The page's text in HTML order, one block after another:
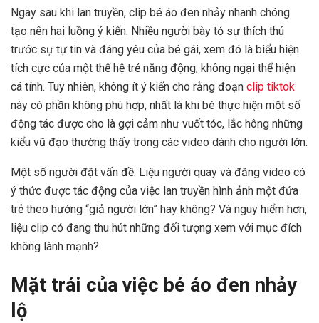
Ngay sau khi lan truyền, clip bé áo đen nhảy nhanh chóng
tạo nên hai luồng ý kiến. Nhiều người bày tỏ sự thích thú
trước sự tự tin và đáng yêu của bé gái, xem đó là biểu hiện
tích cực của một thế hệ trẻ năng động, không ngại thể hiện
cá tính. Tuy nhiên, không ít ý kiến cho rằng đoạn clip tiktok
này có phần không phù hợp, nhất là khi bé thực hiện một số
động tác được cho là gợi cảm như vuốt tóc, lắc hông những
kiểu vũ đạo thường thấy trong các video dành cho người lớn.
Một số người đặt vấn đề: Liệu người quay và đăng video có
ý thức được tác động của việc lan truyền hình ảnh một đứa
trẻ theo hướng “giả người lớn” hay không? Và nguy hiểm hơn,
liệu clip có đang thu hút những đối tượng xem với mục đích
không lành mạnh?
Mặt trái của việc bé áo đen nhảy
lộ